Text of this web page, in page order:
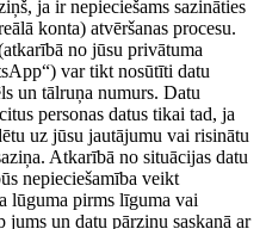
ja ir nepieciešams sazināties
konta) atvēršanas procesu.
no jūsu privātuma
var tikt nosūtīti datu
un tālruņa numurs. Datu
personas datus tikai tad, ja
uz jūsu jautājumu vai risinātu
Atkarībā no situācijas datu
nepieciešamība veikt
lūguma pirms līguma vai
jums un datu pārziņu saskaņā ar